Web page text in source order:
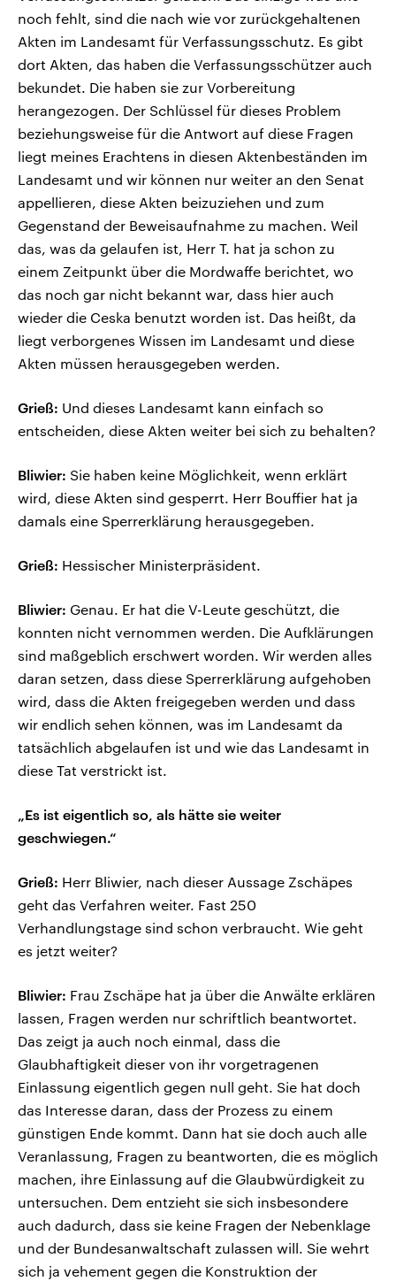
noch fehlt, sind die nach wie vor zurückgehaltenen
Akten im Landesamt für Verfassungsschutz. Es gibt
dort Akten, das haben die Verfassungsschützer auch
bekundet. Die haben sie zur Vorbereitung
herangezogen. Der Schlüssel für dieses Problem
beziehungsweise für die Antwort auf diese Fragen
liegt meines Erachtens in diesen Aktenbeständen im
Landesamt und wir können nur weiter an den Senat
appellieren, diese Akten beizuziehen und zum
Gegenstand der Beweisaufnahme zu machen. Weil
das, was da gelaufen ist, Herr T. hat ja schon zu
einem Zeitpunkt über die Mordwaffe berichtet, wo
das noch gar nicht bekannt war, dass hier auch
wieder die Ceska benutzt worden ist. Das heißt, da
liegt verborgenes Wissen im Landesamt und diese
Akten müssen herausgegeben werden.
Grieß: Und dieses Landesamt kann einfach so
entscheiden, diese Akten weiter bei sich zu behalten?
Bliwier: Sie haben keine Möglichkeit, wenn erklärt
wird, diese Akten sind gesperrt. Herr Bouffier hat ja
damals eine Sperrerklärung herausgegeben.
Grieß: Hessischer Ministerpräsident.
Bliwier: Genau. Er hat die V-Leute geschützt, die
konnten nicht vernommen werden. Die Aufklärungen
sind maßgeblich erschwert worden. Wir werden alles
daran setzen, dass diese Sperrerklärung aufgehoben
wird, dass die Akten freigegeben werden und dass
wir endlich sehen können, was im Landesamt da
tatsächlich abgelaufen ist und wie das Landesamt in
diese Tat verstrickt ist.
„Es ist eigentlich so, als hätte sie weiter
geschwiegen.“
Grieß: Herr Bliwier, nach dieser Aussage Zschäpes
geht das Verfahren weiter. Fast 250
Verhandlungstage sind schon verbraucht. Wie geht
es jetzt weiter?
Bliwier: Frau Zschäpe hat ja über die Anwälte erklären
lassen, Fragen werden nur schriftlich beantwortet.
Das zeigt ja auch noch einmal, dass die
Glaubhaftigkeit dieser von ihr vorgetragenen
Einlassung eigentlich gegen null geht. Sie hat doch
das Interesse daran, dass der Prozess zu einem
günstigen Ende kommt. Dann hat sie doch auch alle
Veranlassung, Fragen zu beantworten, die es möglich
machen, ihre Einlassung auf die Glaubwürdigkeit zu
untersuchen. Dem entzieht sie sich insbesondere
auch dadurch, dass sie keine Fragen der Nebenklage
und der Bundesanwaltschaft zulassen will. Sie wehrt
sich ja vehement gegen die Konstruktion der